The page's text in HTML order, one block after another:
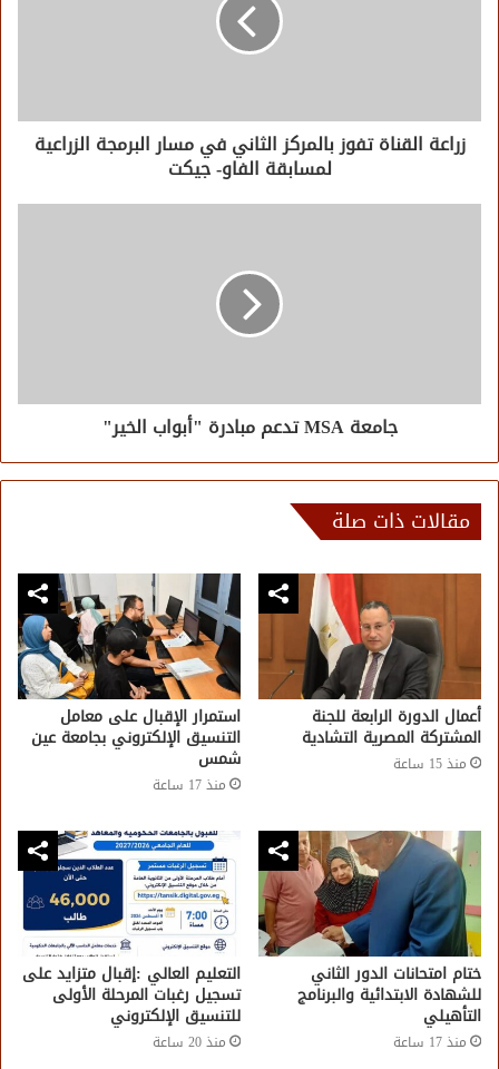
زراعة القناة تفوز بالمركز الثاني في مسار البرمجة الزراعية
لمسابقة الفاو- جيكت
جامعة MSA تدعم مبادرة "أبواب الخير"
مقالات ذات صلة
أعمال الدورة الرابعة للجنة
المشتركة المصرية التشادية
منذ 15 ساعة
استمرار الإقبال على معامل
التنسيق الإلكتروني بجامعة عين
شمس
منذ 17 ساعة
ختام امتحانات الدور الثاني
للشهادة الابتدائية والبرنامج
التأهيلي
منذ 17 ساعة
التعليم العالي :إقبال متزايد على
تسجيل رغبات المرحلة الأولى
للتنسيق الإلكتروني
منذ 20 ساعة